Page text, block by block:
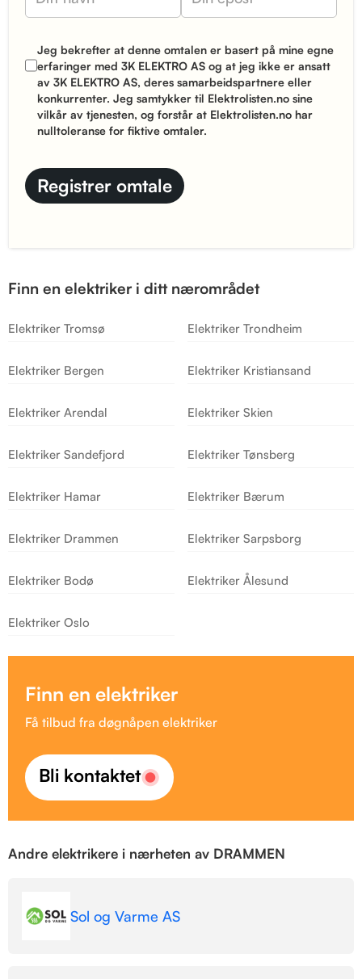
Jeg bekrefter at denne omtalen er basert på mine egne
erfaringer med 3K ELEKTRO AS og at jeg ikke er ansatt
av 3K ELEKTRO AS, deres samarbeidspartnere eller
konkurrenter. Jeg samtykker til Elektrolisten.no sine
vilkårav tjenesten, og forstår at Elektrolisten.no har
nulltoleranse for fiktive omtaler.
Finn en elektriker i ditt nærområdet
Elektriker Tromsø Elektriker Trondheim
Elektriker Bergen Elektriker Kristiansand
Elektriker Arendal Elektriker Skien
Elektriker Sandefjord Elektriker Tønsberg
Elektriker Hamar Elektriker Bærum
Elektriker Drammen Elektriker Sarpsborg
Elektriker Bodø Elektriker Ålesund
Elektriker Oslo
Finn en elektriker
Få tilbud fra døgnåpen elektriker
Bli kontaktet
Andre elektrikere i nærheten av DRAMMEN
Sol og Varme AS